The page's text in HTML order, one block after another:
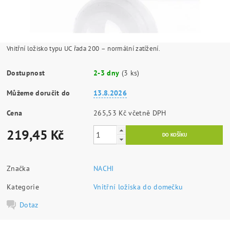
Vnitřní ložisko typu UC řada 200 – normální zatížení.
Dostupnost 2-3 dny (3 ks)
Můžeme doručit do 13.8.2026
Cena 265,53 Kč včetně DPH
219,45 Kč
Značka
NACHI
Kategorie
Vnitřní ložiska do domečku
Dotaz